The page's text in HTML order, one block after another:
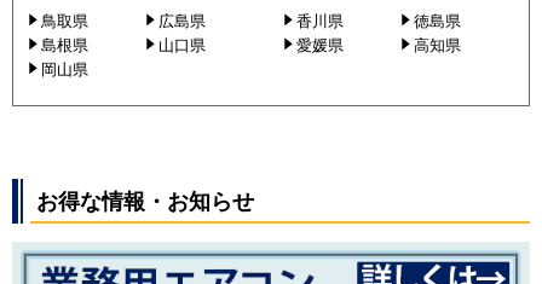
鳥取県
広島県
島根県
山口県
岡山県
香川県
徳島県
愛媛県
高知県
お得な情報・お知らせ